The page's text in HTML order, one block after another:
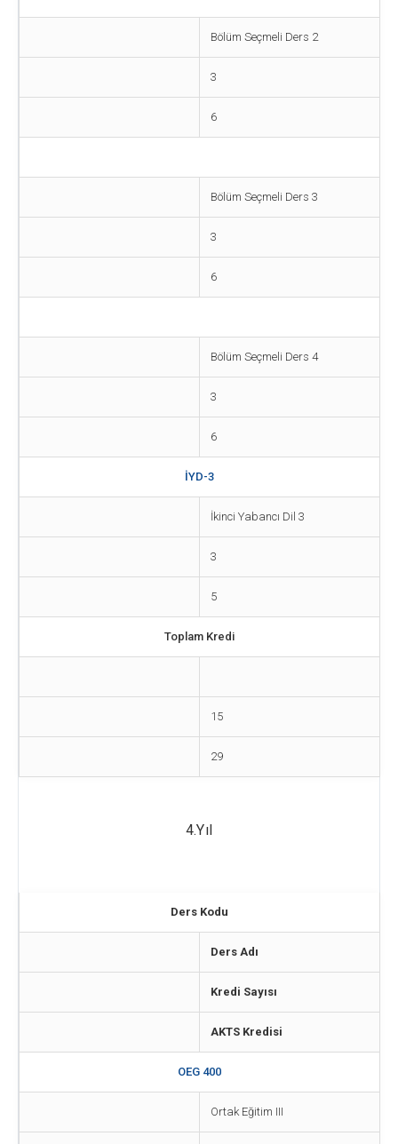
Bölüm Seçmeli Ders 2
3
6
Bölüm Seçmeli Ders 3
3
6
Bölüm Seçmeli Ders 4
3
6
İYD-3
İkinci Yabancı Dil 3
3
5
Toplam Kredi
15
29
4.Yıl
Ders Kodu
Ders Adı
Kredi Sayısı
AKTS Kredisi
OEG 400
Ortak Eğitim III